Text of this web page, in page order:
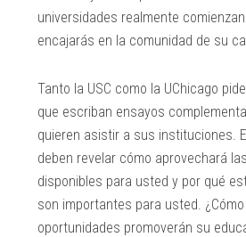
universidades realmente
encajarás en la comunidad de su
Tanto la USC como la UChicago
que escriban ensayos
quieren asistir a sus instituciones.
deben revelar cómo aprovechará
disponibles para usted y por qué
son importantes para usted.
oportunidades promoverán su